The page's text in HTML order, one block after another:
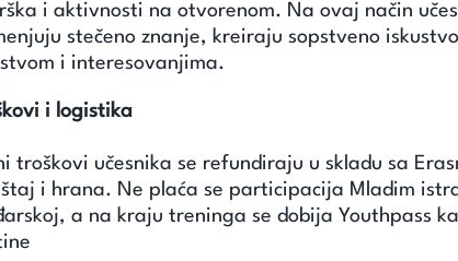
i aktivnosti na otvorenom. Na ovaj način
stečeno znanje, kreiraju sopstveno
i interesovanjima.
i logistika
troškovi učesnika se refundiraju u skladu sa
i hrana. Ne plaća se participacija Mladim
a na kraju treninga se dobija Youthpass